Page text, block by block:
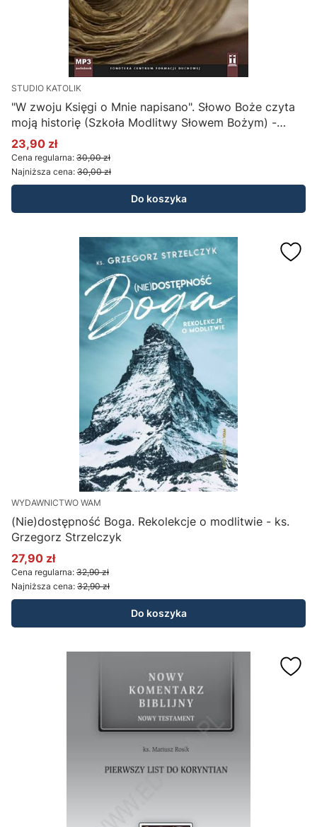
STUDIO KATOLIK
"W zwoju Księgi o Mnie napisano". Słowo Boże czyta
moją historię (Szkoła Modlitwy Słowem Bożym) -
kard. Louis Antonio Tagle
Cena promocyjna
23,90 zł
Cena regularna: 30,00 zł
Najniższa cena: 30,00 zł
Do koszyka
WYDAWNICTWO WAM
(Nie)dostępność Boga. Rekolekcje o modlitwie - ks.
Grzegorz Strzelczyk
Cena promocyjna
27,90 zł
Cena regularna: 32,90 zł
Najniższa cena: 32,90 zł
Do koszyka